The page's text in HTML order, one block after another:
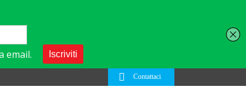
Contattaci